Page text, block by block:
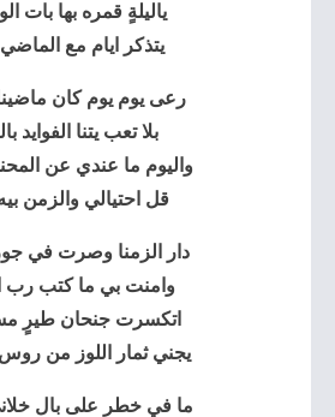
ياليلةٍ قمره بها بات
يتذكر ايام مع الماضي
رعى يوم يوم كان
بلا تعب يتنا الفوايد
واليوم ما عندي عن
قل احتيالي والزمن
دار الزمنا وصرت في
وامنت بي ما كتب رب
اتكسرت جنحان طيرٍ
يجني ثمار اللوز من
ما في خطر على بال